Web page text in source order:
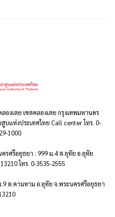
งเตย เขตคลองเตย กรุงเทพมหานคร
แห่งประเทศไทย Call center โทร. 0-
1000
รศรีอยุธยา : 999 ม.4 ต.อุทัย อ.อุทัย
โทร. 0-3535-2555
ต.คานหาม อ.อุทัย จ.พระนครศรีอยุธยา